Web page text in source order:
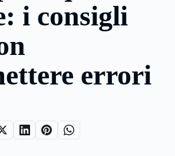
i consigli
errori